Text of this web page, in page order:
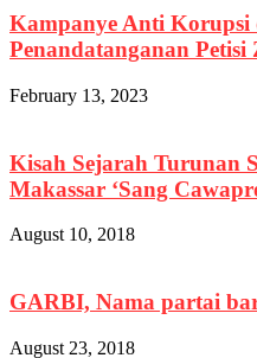
Kampanye Anti Korupsi
Penandatanganan
February 13, 2023
Kisah Sejarah Turunan
Makassar ‘Sang
August 10, 2018
GARBI, Nama partai
August 23, 2018